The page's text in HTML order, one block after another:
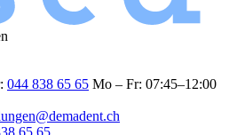
044 838 65 65 Mo – Fr: 07:45–12:00
65 65